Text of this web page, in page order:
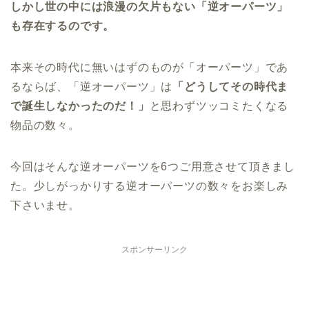
しかし世の中には浪漫の欠片もない「逆オーパーツ」
も存在するのです。
本来その時代に無いはずのものが「オーパーツ」であ
るならば、「逆オーパーツ」は
「どうしてその時代ま
で誕生しなかったのだ！」
と思わずツッコミたくなる
物品の数々。
今回はそんな逆オーパーツを6つご用意させて頂きまし
た。少しがっかりする逆オーパーツの数々をお楽しみ
下さいませ。
スポンサーリンク